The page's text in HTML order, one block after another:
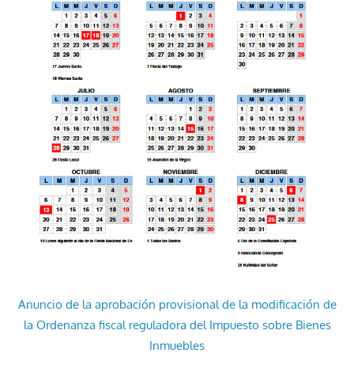
Anuncio de la aprobación provisional de la modificación de
la Ordenanza fiscal reguladora del Impuesto sobre Bienes
Inmuebles